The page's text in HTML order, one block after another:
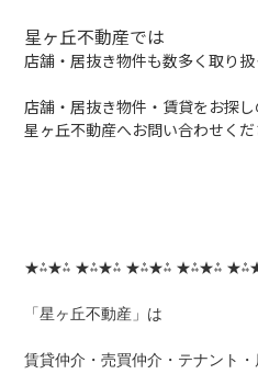
星ヶ丘不動産では
店舗・居抜き物件も数多く取り扱
店舗・居抜き物件・賃貸をお探し
星ヶ丘不動産へお問い合わせくだ
★⁂★⁂ ★⁂★⁂ ★⁂★⁂ ★⁂★⁂
「星ヶ丘不動産」は
賃貸仲介・売買仲介・テナント・